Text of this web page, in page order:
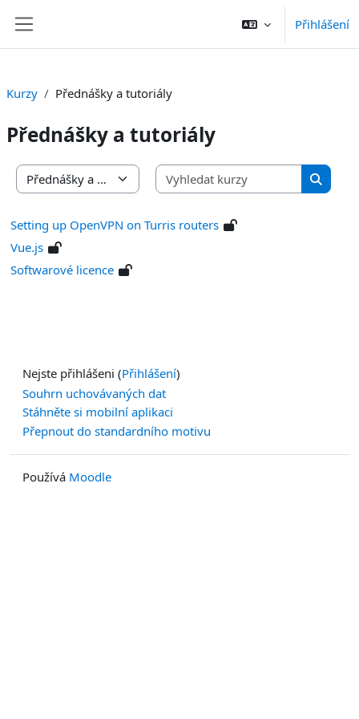
Přihlášení
Kurzy Přednášky a tutoriály
Přednášky a tutoriály
Kategorie kurzů
Vyhledat
Setting up OpenVPN on Turris routers
Vue.js
Softwarové licence
Nejste přihlášeni (Přihlášení)
Souhrn uchovávaných dat
Stáhněte si mobilní aplikaci
Přepnout do standardního motivu
Používá Moodle